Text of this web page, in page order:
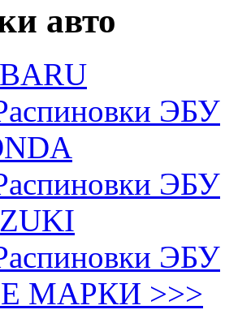
авто
ЭБУ
ЭБУ
ЭБУ
МАРКИ >>>